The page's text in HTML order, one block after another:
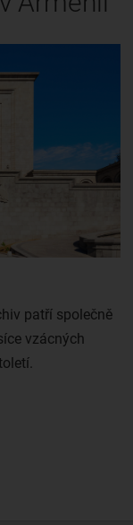
patří společně
vzácných